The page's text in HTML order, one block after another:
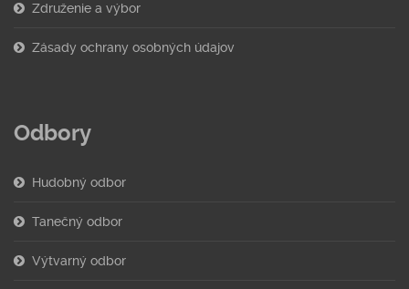
Združenie a výbor
Zásady ochrany osobných údajov
Odbory
Hudobný odbor
Tanečný odbor
Výtvarný odbor